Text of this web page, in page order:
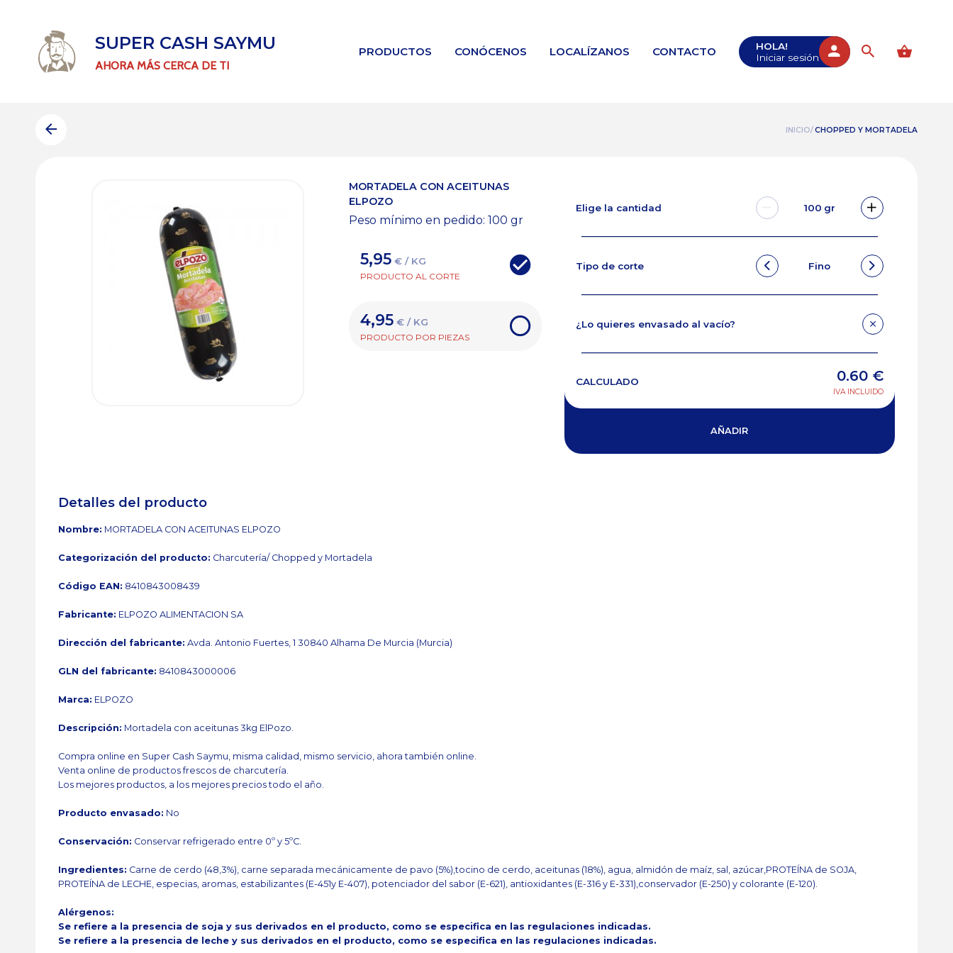
SUPER CASH SAYMU
AHORA MÁS CERCA DE TI
HOLA!
Iniciar sesión
PRODUCTOS CONÓCENOS LOCALÍZANOS CONTACTO
INICIO/CHOPPED Y MORTADELA
MORTADELA CON ACEITUNAS
ELPOZO
Peso mínimo en pedido: 100 gr
5,95 € / KG
PRODUCTO AL CORTE
4,95 € / KG
PRODUCTO POR PIEZAS
Detalles del producto
Nombre: MORTADELA CON ACEITUNAS ELPOZO
Categorización del producto: Charcutería/ Chopped y Mortadela
Código EAN: 8410843008439
Fabricante: ELPOZO ALIMENTACION SA
Dirección del fabricante: Avda. Antonio Fuertes, 1 30840 Alhama De Murcia (Murcia)
GLN del fabricante: 8410843000006
Marca: ELPOZO
Descripción: Mortadela con aceitunas 3kg ElPozo.
Compra online en Super Cash Saymu, misma calidad, mismo servicio, ahora también online.
Venta online de productos frescos de charcutería.
Los mejores productos, a los mejores precios todo el año.
Producto envasado: No
Conservación: Conservar refrigerado entre 0º y 5ºC.
Ingredientes: Carne de cerdo (48,3%), carne separada mecánicamente de pavo (5%),tocino de cerdo, aceitunas (18%), agua, almidón de maíz, sal, azúcar,PROTEÍNA de SOJA,
PROTEÍNA de LECHE, especias, aromas, estabilizantes (E-451y E-407), potenciador del sabor (E-621), antioxidantes (E-316 y E-331),conservador (E-250) y colorante (E-120).
Alérgenos:
Se refiere a la presencia de soja y sus derivados en el producto, como se especifica en las regulaciones indicadas.
Se refiere a la presencia de leche y sus derivados en el producto, como se especifica en las regulaciones indicadas.
Elige la cantidad 100 gr
Tipo de corte Fino
¿Lo quieres envasado al vacío?
CALCULADO 0.60€
IVA INCLUIDO
AÑADIR